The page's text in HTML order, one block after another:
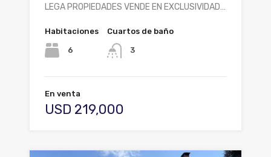
LEGA PROPIEDADES VENDE EN EXCLUSIVIDAD…
Habitaciones
6
Cuartos de baño
3
En venta
USD 219,000